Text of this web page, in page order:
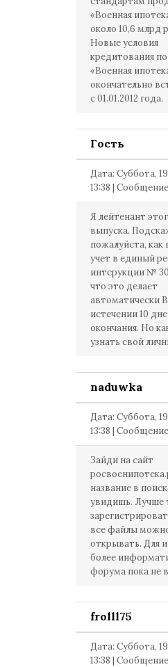
«Военная
около 10,6 млрд
Новые условия
кредитования
«Военная
окончательно
с 01.01.2012 года.
Гость
Дата: Суббота,
13:38 |
Я лейтенант
выпуска.
пожалуйста, как
учет в единый
интсрукции №
что это делает
автоматически
истечении 10
окончания. Но
узнать свой
naduwka
Дата: Суббота,
13:38 |
Зайди на сайт
название в
увидишь. Лучше
все файлы
открывать. Для
более
форума пока не
frolll75
Дата: Суббота,
13:38 |